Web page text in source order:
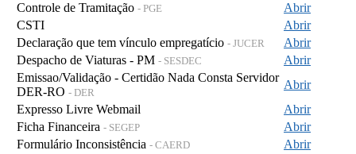
Controle de Tramitação - PGE
Abrir
CSTI
Abrir
Declaração que tem vínculo empregatício - JUCER
Abrir
Despacho de Viaturas - PM - SESDEC
Abrir
Emissao/Validação - Certidão Nada Consta Servidor
DER-RO - DER
Abrir
Expresso Livre Webmail
Abrir
Ficha Financeira - SEGEP
Abrir
Formulário Inconsistência - CAERD
Abrir